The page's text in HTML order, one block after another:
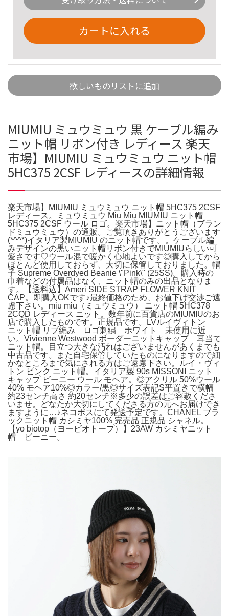
カートに入れる
欲しいものリストに追加
MIUMIU ミュウミュウ 黒 ケーブル編み
ニット帽 リボン付き レディース 楽天
市場】MIUMIU ミュウミュウ ニット帽
5HC375 2CSF レディースの詳細情報
楽天市場】MIUMIU ミュウミュウ ニット帽 5HC375 2CSF
レディース。ミュウミュウ Miu Miu MIUMIU ニット帽
5HC375 2CSF ウール ロゴ。楽天市場】ニット帽（ブラン
ドミュウミュウ）の通販。ご覧頂きありがとうございます
(*^^*)イタリア製MIUMIU のニット帽です。。ケーブル編
みデザインの黒いニット帽リボン付きでMIUMIUらしい可
愛さです♡ウール混で暖かく心地よいです◎購入してから
ほとんど使用しておらず、大切に保管しておりました。帽
子 Supreme Overdyed Beanie \"Pink\" (25SS)。購入時の
巾着などの付属品はなく、ニット帽のみの出品となりま
す。【送料込】Ameri SIDE STRAP FLOWER KNIT
CAP。即購入OKです♪最終価格のため、お値下げ交渉ご遠
慮下さい。miu miu（ミュウミュウ） ニット帽 5HC378
2CQD レディース ニット。数年前に百貨店のMIUMIUのお
店で購入したものです。正規品です。LVルイヴィトン
ニット帽 リブ編み ロゴ刺繍 ホワイト 未使用に近
い。Vivienne Westwood ボーダーニットキャップ 耳当て
ニット帽。目立つ大きな汚れはございませんがあくまでも
中古品です。また自宅保管していたものになりますので細
かなところまで気にされる方はご遠慮下さい。ルイ・ヴィ
トン ピンク ニット帽。イタリア製 90s MISSONI ニット
キャップ ビーニー ウール モヘア。◎アクリル 50%ウール
40% モヘア10%◎カラー/黒◎サイズ表記S平置きで横幅
約23センチ高さ 約20センチ※多少の誤差はご容赦くださ
いませ。どなたか大切にしてくださる方の元へお届けでき
ますように…♪ネコポスにて発送予定です。CHANEL ブラ
ックニット帽 カシミヤ100% 完売品 正規品 シャネル。
【yo biotop（ヨービオトープ）】23AW カシミヤニット
帽 ビーニー。